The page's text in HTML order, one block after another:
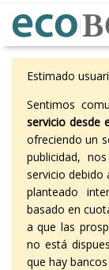
Estimado
Sentimos
servicio desde
ofreciendo un
publicidad,
servicio debido
planteado
basado en
a que las
no está
que hay